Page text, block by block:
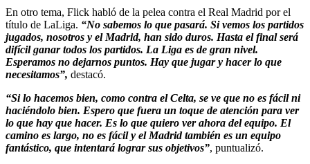
En otro tema, Flick habló de la pelea contra el Real Madrid por el
título de LaLiga. “No sabemos lo que pasará. Si vemos los partidos
jugados, nosotros y el Madrid, han sido duros. Hasta el final será
difícil ganar todos los partidos. La Liga es de gran nivel.
Esperamos no dejarnos puntos. Hay que jugar y hacer lo que
necesitamos”, destacó.
“Si lo hacemos bien, como contra el Celta, se ve que no es fácil ni
haciéndolo bien. Espero que fuera un toque de atención para ver
lo que hay que hacer. Es lo que quiero ver ahora del equipo. El
camino es largo, no es fácil y el Madrid también es un equipo
fantástico, que intentará lograr sus objetivos”, puntualizó.